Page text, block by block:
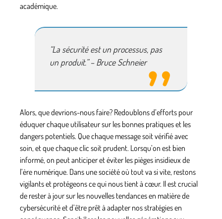
académique.
“La sécurité est un processus, pas
un produit.” – Bruce Schneier
Alors, que devrions-nous faire? Redoublons d’efforts pour
éduquer chaque utilisateur sur les bonnes pratiques et les
dangers potentiels. Que chaque message soit vérifié avec
soin, et que chaque clic soit prudent. Lorsqu’on est bien
informé, on peut anticiper et éviter les pièges insidieux de
l’ère numérique. Dans une société où tout va si vite, restons
vigilants et protégeons ce qui nous tient à cœur. Il est crucial
de rester à jour sur les nouvelles tendances en matière de
cybersécurité et d’être prêt à adapter nos stratégies en